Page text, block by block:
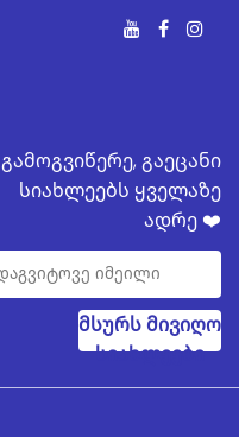
გამოგვიწერე, გაეცანი
სიახლეებს ყველაზე
ადრე ❤️
მსურს მივიღო
სიახლეები